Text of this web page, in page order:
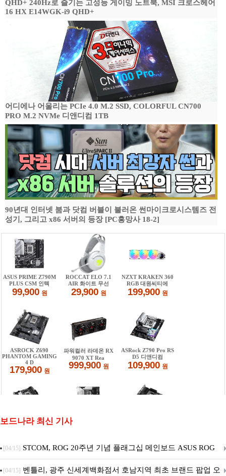
QHD+ 240Hz로 즐기는 고성능 게이밍 노트북, MSI 크로스헤어
16 HX E14WGK-i9 QHD+
어디에나 어울리는 PCIe 4.0 M.2 SSD, COLORFUL CN700
PRO M.2 NVMe 디앤디컴 1TB
90년대 인터넷 붐과 닷컴 버블이 불러온 썬마이크로시스템즈 전
성기, 그리고 x86 서버의 등장 [PC흥망사 18-2]
보드나라 최신 기사
[04/15] STCOM, ROG 20주년 기념 플래그십 메인보드 ASUS ROG
Crosshair X870E EDITION 20 국내 출시 예정
[04/15] 벤틀리, 광주 신세계백화점서 호남지역 최초 브랜드 팝업 오